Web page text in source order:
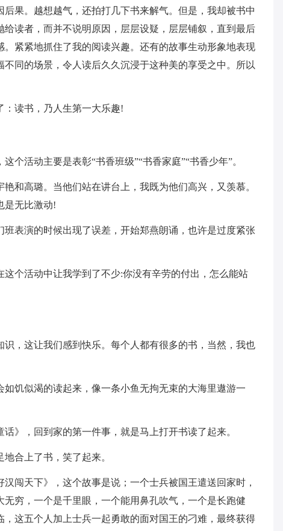
果。越想越气，还拍打几下书来解气。但是，我却被书中
读者，而并不说明原因，层层设疑，层层铺叙，直到最后
紧紧地抓住了我的阅读兴趣。还有的故事生动形象地表现
同的场景，令人读后久久沉浸于这种美的享受之中。所以
：读书，乃人生第一大乐趣!
个活动主要是表彰“书香班级”“书香家庭”“书香少年”。
和高璐。当他们站在讲台上，我既为他们高兴，又羡慕。
是无比激动!
表演的时候出现了误差，开始郑燕朗诵，也许是过度紧张
个活动中让我学到了不少:你没有辛劳的付出，怎么能站
，这让我们感到快乐。每个人都有很多的书，当然，我也
饥似渴的读起来，像一条小鱼无拘无束的大海里遨游一
》，回到家的第一件事，就是马上打开书读了起来。
合上了书，笑了起来。
闯天下》，这个故事是说；一个士兵被国王遣送回家时，
穷，一个是千里眼，一个能用鼻孔吹气，一个是长跑健
这五个人加上士兵一起勇敢的面对国王的刁难，最终获得